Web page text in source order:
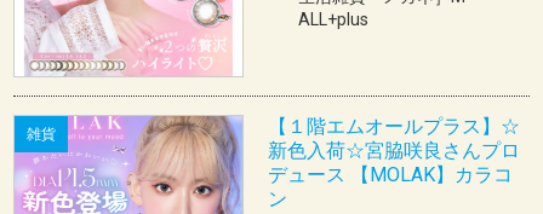
ALL+plus
雑貨
【１階エムオールプラス】☆
新色入荷☆宮脇咲良さんプロ
デュース 【MOLAK】カラコ
ン